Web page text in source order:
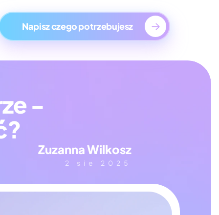
Napisz czego potrzebujesz
-
Zuzanna Wilkosz
2 sie 2025